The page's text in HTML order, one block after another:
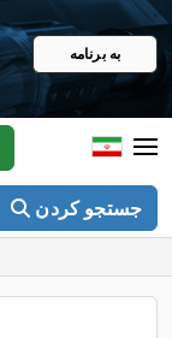
به برنامه
جستجو کردن